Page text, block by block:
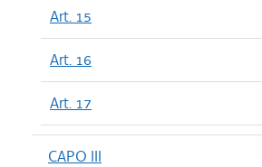
Art. 15
Art. 16
Art. 17
CAPO III